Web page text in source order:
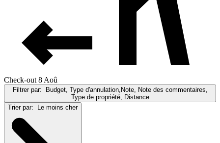
Check-out 8 Aoû
Filtrer par:
Budget, Type d'annulation,Note, Note des commentaires,
Type de propriété, Distance
Trier par:
Le moins cher